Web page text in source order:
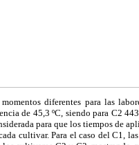
diferentes para las
de 45,3 ºC, siendo para C2
para que los tiempos de
cultivar. Para el caso del C1,